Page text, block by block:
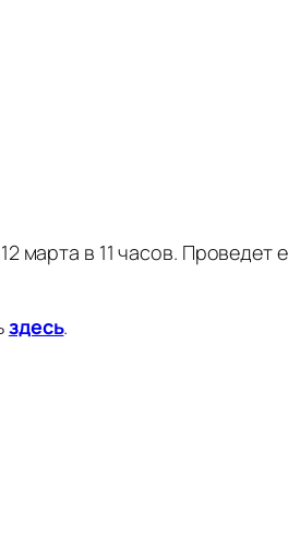
марта в 11 часов. Проведет
здесь.